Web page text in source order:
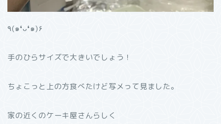
٩(๑❛ᴗ❛๑)۶
手のひらサイズで大きいでしょう！
ちょこっと上の方食べたけど写メって見ました。
家の近くのケーキ屋さんらしく